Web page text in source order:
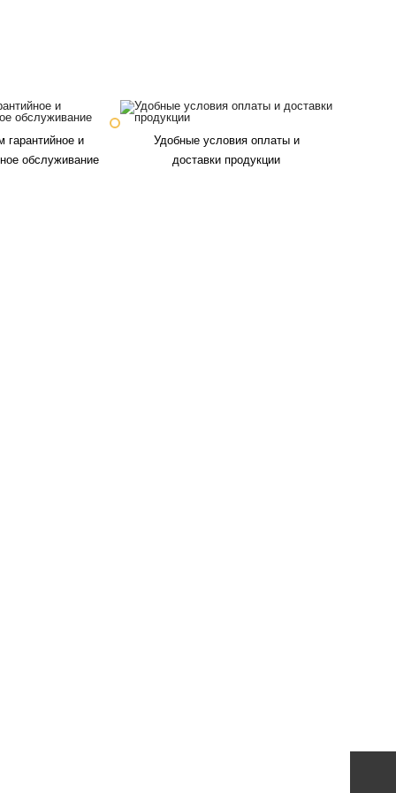
гарантийное и
обслуживание
Удобные условия оплаты и
доставки продукции